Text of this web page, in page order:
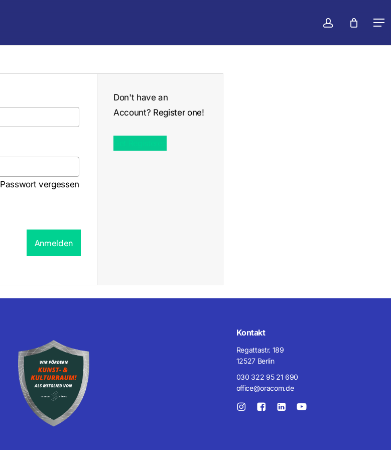
konto
schließen
Passwort vergessen
Don't have an
Account? Register one!
Kontakt
Regattastr. 189
12527 Berlin
030 322 95 21 690
office@oracom.de